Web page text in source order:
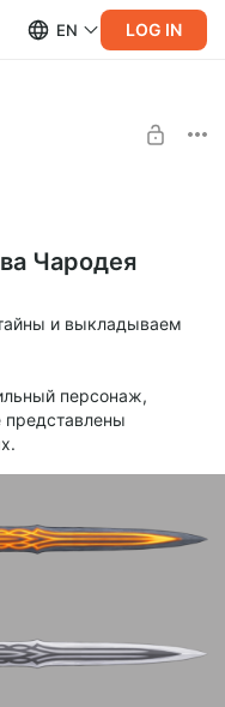
EN LOG IN
Чародея
и выкладываем
персонаж,